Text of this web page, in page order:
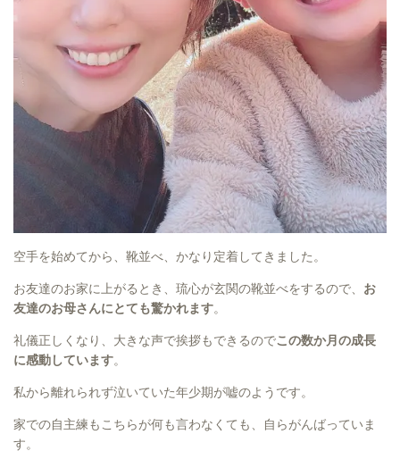
空手を始めてから、靴並べ、かなり定着してきました。
お友達のお家に上がるとき、琉心が玄関の靴並べをするので、 お
友達のお母さんにとても驚かれます。
礼儀正しくなり、大きな声で挨拶もできるのでこの数か月の成長
に感動しています。
私から離れられず泣いていた年少期が嘘のようです。
家での自主練もこちらが何も言わなくても、自らがんばっていま
す。